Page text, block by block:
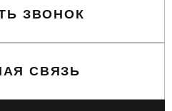
ЗВОНОК
СВЯЗЬ